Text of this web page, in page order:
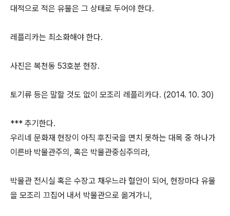
대적으로 적은 유물은 그 상태로 두어야 한다.
레플리카는 최소화해야 한다.
사진은 복천동 53호분 현장.
토기류 등은 말할 것도 없이 모조리 레플리카다. (2014. 10. 30)
*** 추기한다.
우리네 문화재 현장이 아직 후진국을 면치 못하는 대목 중 하나가
이른바 박물관주의, 혹은 박물관중심주의라,
박물관 전시실 혹은 수장고 채우느라 혈안이 되어, 현장마다 유물
을 모조리 끄집어 내서 박물관으로 옮겨가니,